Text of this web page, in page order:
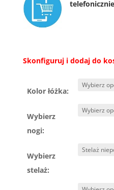
Skonfiguruj i dodaj do
Kolor łóżka:
Wybierz
nogi:
Wybierz
stelaż: